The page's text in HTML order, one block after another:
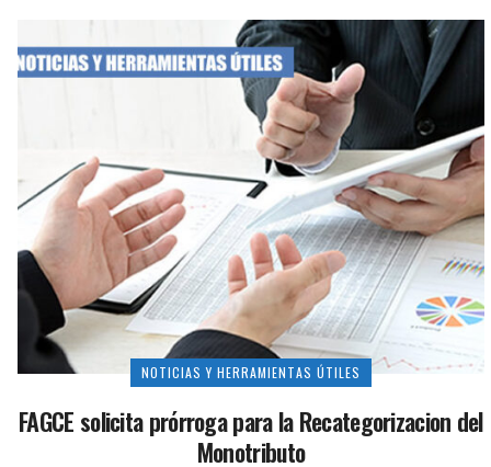
NOTICIAS Y HERRAMIENTAS ÚTILES
FAGCE solicita prórroga para la Recategorizacion del
Monotributo